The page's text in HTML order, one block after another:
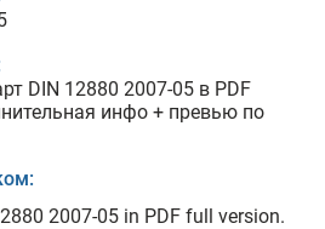
DIN 12880 2007-05 в PDF
инфо + превью по
2007-05 in PDF full version.